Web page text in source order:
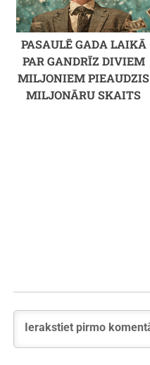
PASAULĒ GADA LAIKĀ
PAR GANDRĪZ DIVIEM
MILJONIEM PIEAUDZIS
MILJONĀRU SKAITS